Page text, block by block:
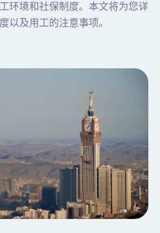
环境和社保制度。本文将为您详
以及用工的注意事项。